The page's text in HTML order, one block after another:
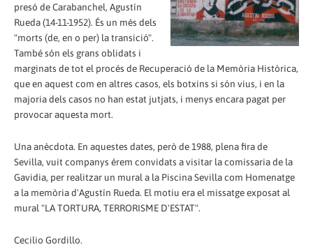
presó de Carabanchel, Agustín
Rueda (14-11-1952). És un més dels
"morts (de, en o per) la transició".
També són els grans oblidats i
marginats de tot el procés de Recuperació de la Memòria Històrica,
que en aquest com en altres casos, els botxins si són vius, i en la
majoria dels casos no han estat jutjats, i menys encara pagat per
provocar aquesta mort.
Una anècdota. En aquestes dates, però de 1988, plena fira de
Sevilla, vuit companys érem convidats a visitar la comissaria de la
Gavidia, per realitzar un mural a la Piscina Sevilla com Homenatge
a la memòria d'Agustín Rueda. El motiu era el missatge exposat al
mural "LA TORTURA, TERRORISME D'ESTAT".
Cecilio Gordillo.